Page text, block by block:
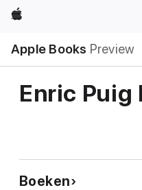
Apple
Apple Books Preview
lokaal
navigatiemenu
Enric Puig
Boeken